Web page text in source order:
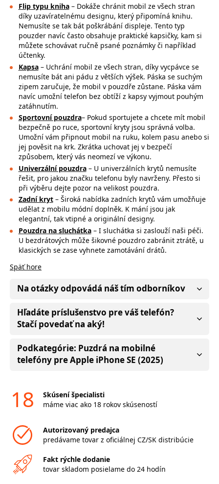
Flip typu kniha– Dokáže chránit mobil ze všech stran
díky uzavíratelnému designu, který připomíná knihu.
Nemusíte se tak bát poškrábání displeje. Tento typ
pouzder navíc často obsahuje praktické kapsičky, kam si
můžete schovávat ručně psané poznámky či například
účtenky.
Kapsa– Uchrání mobil ze všech stran, díky vycpávce se
nemusíte bát ani pádu z větších výšek. Páska se suchým
zipem zaručuje, že mobil v pouzdře zůstane. Páska vám
navíc umožní telefon bez obtíží z kapsy vyjmout pouhým
zatáhnutím.
Sportovní pouzdra– Pokud sportujete a chcete mít mobil
bezpečně po ruce, sportovní kryty jsou správná volba.
Umožní vám připnout mobil na ruku, kolem pasu anebo si
jej pověsit na krk. Zkrátka uchovat jej v bezpečí
způsobem, který vás neomezí ve výkonu.
Univerzální pouzdra – U univerzálních krytů nemusíte
řešit, pro jakou značku telefonu byly navrženy. Přesto si
při výběru dejte pozor na velikost pouzdra.
Zadní kryt– Široká nabídka zadních krytů vám umožňuje
udělat z mobilu módní doplněk. K mání jsou jak
elegantní, tak vtipné a originální designy.
Pouzdra na sluchátka– I sluchátka si zaslouží naši péči.
U bezdrátových může šikovné pouzdro zabránit ztrátě, u
klasických se zase vyhnete zamotávání drátů.
Späť hore
Na otázky odpovádá náš tím odborníkov
Hľadáte príslušenstvo pre váš telefón?
Stačí povedať na aký!
Podkategórie: Puzdrá na mobilné
telefóny pre Apple iPhone SE (2025)
18
Skúsení špecialisti
máme viac ako 18 rokov skúseností
Autorizovaný predajca
predávame tovar z oficiálnej CZ/SK distribúcie
Fakt rýchle dodanie
tovar skladom posielame do 24 hodín